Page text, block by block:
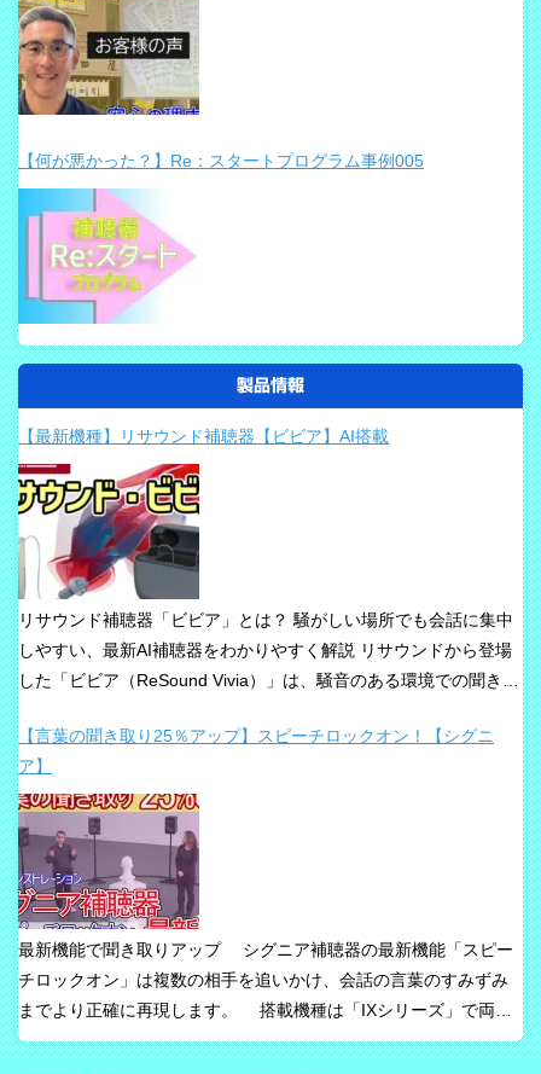
【何が悪かった？】Re：スタートプログラム事例005
製品情報
【最新機種】リサウンド補聴器【ビビア】AI搭載
リサウンド補聴器「ビビア」とは？ 騒がしい場所でも会話に集中
しやすい、最新AI補聴器をわかりやすく解説 リサウンドから登場
した「ビビア（ReSound Vivia）」は、騒音のある環境での聞き取
「騒音下でも鮮やかな聞き取り」、「世界最小AI補聴器」、
「Auracast標準搭載」が主な特長です。 ビビアが目指している
のは、単純な増幅だけではありません。 周囲の音の中から、聞き
たい声に意識を向けやすくすること、そして自然な聞こえ方をで
きるだけ保ちながら会話を楽にすることが、このシリーズの重要
な考え方です。 ビビアの中核は【IA】という考え方 ビビアで
は、リサウンドがIntelligence Augmented（インテリジェンス・オ
ーグメンテッド）と呼ぶ考え方を採用しています。 これは、AIが
すべてを一方的に処理するのではなく、人の脳が本来持っている
音を選び取る力を支えるという発想で、脳の自然な処理を助ける
ためのAIとしています。 騒がしい場所では、相手の声だけでな
【言葉の聞き取り25％アップ】スピーチロックオン！【シグニ
ア】
最新機能で聞き取りアップ シグニア補聴器の最新機能「スピー
チロックオン」は複数の相手を追いかけ、会話の言葉のすみずみ
までより正確に再現します。 搭載機種は「IXシリーズ」で両耳
装用時に働きます。片耳装用の場合は、ワードロックオン機能で